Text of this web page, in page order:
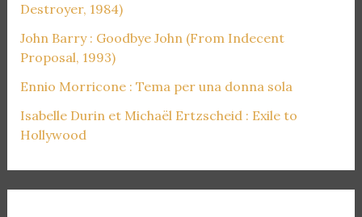
Destroyer, 1984)
John Barry : Goodbye John (From Indecent
Proposal, 1993)
Ennio Morricone : Tema per una donna sola
Isabelle Durin et Michaël Ertzscheid : Exile to
Hollywood